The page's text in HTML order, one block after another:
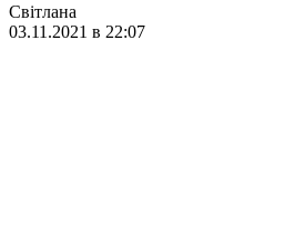
Світлана
03.11.2021 в 22:07